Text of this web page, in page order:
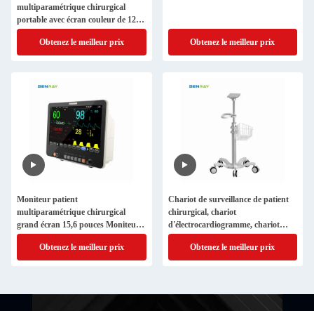
multiparamétrique chirurgical
portable avec écran couleur de 12,1
pouces et résolution 800*600
Obtenez le meilleur prix
Obtenez le meilleur prix
Moniteur patient
multiparamétrique chirurgical
grand écran 15,6 pouces Moniteur
patient portable
Obtenez le meilleur prix
Chariot de surveillance de patient
chirurgical, chariot
d'électrocardiogramme, chariot
médical d'hôpital
Obtenez le meilleur prix